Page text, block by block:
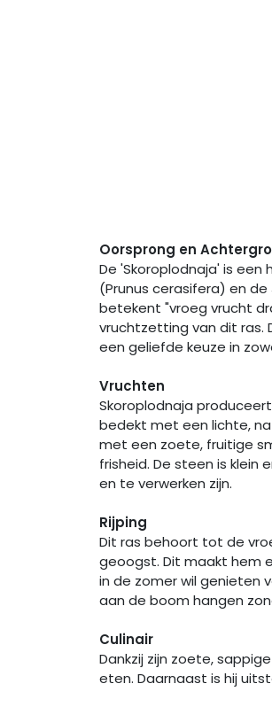
Oorsprong en
De 'Skoroplodnaja' is een
(Prunus cerasifera) en de
betekent "vroeg vrucht
vruchtzetting van dit ras.
een geliefde keuze in
Vruchten
Skoroplodnaja
bedekt met een lichte,
met een zoete, fruitige
frisheid. De steen is klein
en te verwerken zijn.
Rijping
Dit ras behoort tot de
geoogst. Dit maakt hem
in de zomer wil genieten
aan de boom hangen
Culinair
Dankzij zijn zoete,
eten. Daarnaast is hij